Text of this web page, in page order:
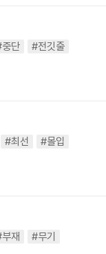
단
#전깃줄
#최선
#몰입
재
#무기